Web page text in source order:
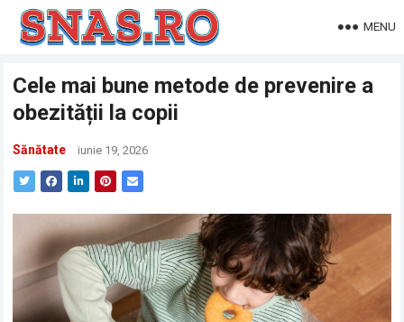
MENU
Cele mai bune metode de prevenire a
obezității la copii
Sănătate iunie 19, 2026